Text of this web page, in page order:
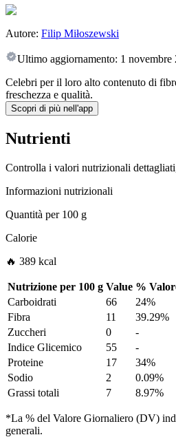
Autore: Filip Miłoszewski
Ultimo aggiornamento: 1 novembre
Celebri per il loro alto contenuto di
freschezza e qualità.
Scopri di più nell'app
Nutrienti
Controlla i valori nutrizionali
Informazioni nutrizionali
Quantità per100 g
Calorie
🔥 389 kcal
Nutrizione per 100 g Value %
Carboidrati
66
24%
Fibra
11
39.29%
Zuccheri
0
-
Indice Glicemico
55
-
Proteine
17
34%
Sodio
2
0.09%
Grassi totali
7 8.97%
*La % del Valore Giornaliero (DV)
generali.